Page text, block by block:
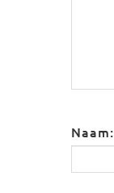
Naam: